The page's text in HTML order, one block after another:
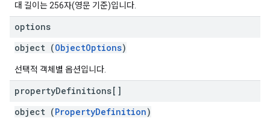
대 길이는 256자(영문 기준)입니다.
options
object (ObjectOptions)
선택적 객체별 옵션입니다.
propertyDefinitions[]
object (PropertyDefinition)